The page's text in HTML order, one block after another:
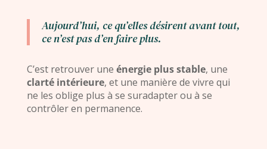
Aujourd’hui, ce qu’elles désirent avant tout,
ce n’est pas d’en faire plus.
C’est retrouver une énergie plus stable, une
clarté intérieure, et une manière de vivre qui
ne les oblige plus à se suradapter ou à se
contrôler en permanence.